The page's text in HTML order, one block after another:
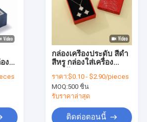
ง
กล่องเครื่องประดับ สีดํา
สีหรู กล่องใส่เครื่อง
กระดาษ กระดาษ
กระดาษ
ราคา:$0.10 - $2.90/pieces
MOQ:500 ชิ้น
รับราคาล่าสุด
ติดต่อตอนนี้